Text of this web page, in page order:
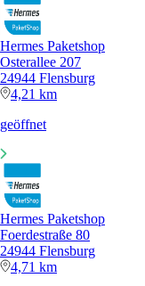
Hermes Paketshop
Osterallee 207
24944 Flensburg
4,21 km
geöffnet
Hermes Paketshop
Foerdestraße 80
24944 Flensburg
4,71 km